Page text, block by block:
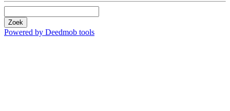
Zoek
Powered by Deedmob tools